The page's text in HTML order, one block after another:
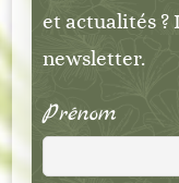
et actualités ?
newsletter.
Prénom